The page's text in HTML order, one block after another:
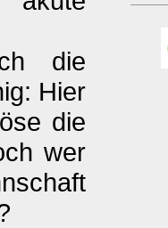
die
Hier
die
wer